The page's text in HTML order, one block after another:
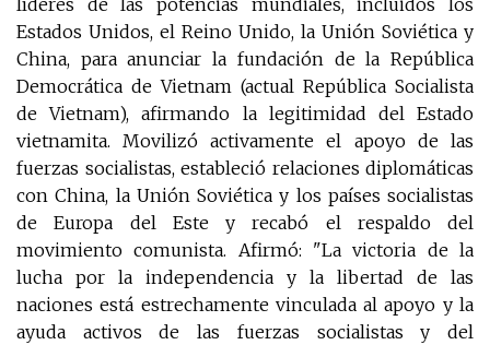
líderes de las potencias mundiales, incluidos los
Estados Unidos, el Reino Unido, la Unión Soviética y
China, para anunciar la fundación de la República
Democrática de Vietnam (actual República Socialista
de Vietnam), afirmando la legitimidad del Estado
vietnamita. Movilizó activamente el apoyo de las
fuerzas socialistas, estableció relaciones diplomáticas
con China, la Unión Soviética y los países socialistas
de Europa del Este y recabó el respaldo del
movimiento comunista. Afirmó: "La victoria de la
lucha por la independencia y la libertad de las
naciones está estrechamente vinculada al apoyo y la
ayuda activos de las fuerzas socialistas y del